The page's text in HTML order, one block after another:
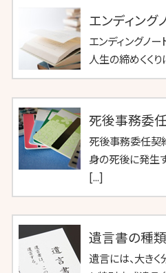
エンディング
エンディングノー
人生の締めくく
死後事務委
死後事務委任契
身の死後に発生
[...]
遺言書の種類
遺言には、大き